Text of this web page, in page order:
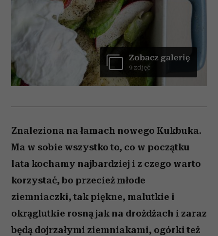
Zobacz galerię
9 zdjęć
Znaleziona na łamach nowego Kukbuka.
Ma w sobie wszystko to, co w początku
lata kochamy najbardziej i z czego warto
korzystać, bo przecież młode
ziemniaczki, tak piękne, malutkie i
okrąglutkie rosną jak na drożdżach i zaraz
będą dojrzałymi ziemniakami, ogórki też